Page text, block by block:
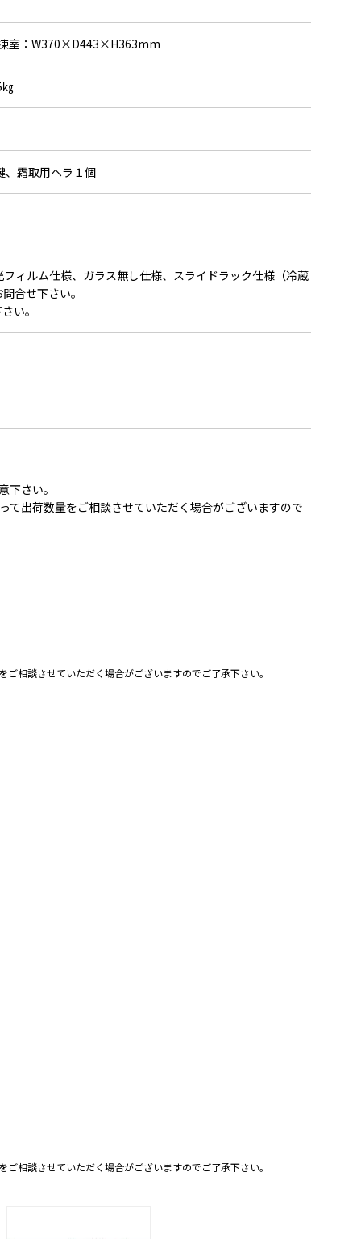
室：W370×D443×H363mm
霜取用ヘラ１個
ィルム仕様、ガラス無し仕様、スライドラック仕様（冷蔵
合せ下さい。
い。
さい。
出荷数量をご相談させていただく場合がございますので
相談させていただく場合がございますのでご了承下さい。
相談させていただく場合がございますのでご了承下さい。